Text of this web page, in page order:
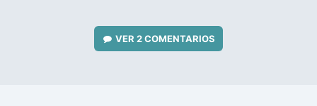
VER2 COMENTARIOS